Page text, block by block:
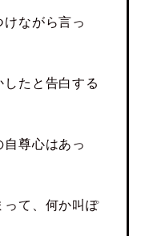
けながら言っ
たと告白する
自尊心はあっ
って、何か叫ぽ